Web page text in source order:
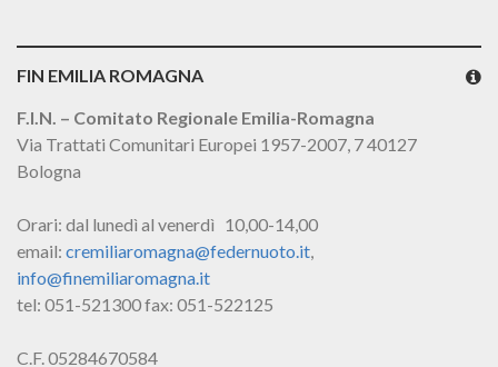
FIN EMILIA ROMAGNA
F.I.N. – Comitato Regionale Emilia-Romagna
Via Trattati Comunitari Europei 1957-2007, 7 40127
Bologna
Orari: dal lunedì al venerdì 10,00-14,00
email: cremiliaromagna@federnuoto.it,
info@finemiliaromagna.it
tel: 051-521300 fax: 051-522125
C.F. 05284670584